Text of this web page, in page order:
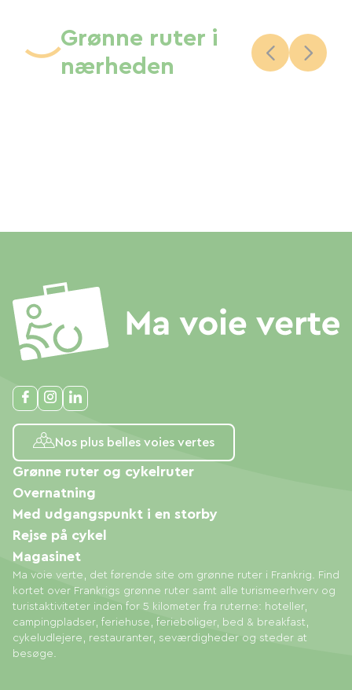
Grønne ruter i
nærheden
Nos plus belles voies vertes
Ma voie verte, det førende site om grønne ruter i Frankrig. Find
kortet over Frankrigs grønne ruter samt alle turismeerhverv og
turistaktiviteter inden for 5 kilometer fra ruterne: hoteller,
campingpladser, feriehuse, ferieboliger, bed & breakfast,
cykeludlejere, restauranter, seværdigheder og steder at
besøge.
Grønne ruter og cykelruter
Overnatning
Med udgangspunkt i en storby
Rejse på cykel
Magasinet